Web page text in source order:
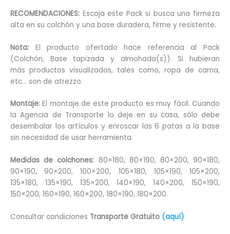
RECOMENDACIONES: Escoja este Pack si busca una firmeza
alta en su colchón y una base duradera, firme y resistente.
Nota: El producto ofertado hace referencia al Pack
(Colchón, Base tapizada y almohada(s)). Si hubieran
más productos visualizados, tales como, ropa de cama,
etc… son de atrezzo.
Montaje: El montaje de este producto es muy fácil. Cuando
la Agencia de Transporte lo deje en su casa, sólo debe
desembalar los artículos y enroscar las 6 patas a la base
sin necesidad de usar herramienta.
Medidas de colchones: 80×180, 80×190, 80×200, 90×180,
90×190, 90×200, 100×200, 105×180, 105×190, 105×200,
135×180, 135×190, 135×200, 140×190, 140×200, 150×190,
150×200, 160×190, 160×200, 180×190, 180×200.
Consultar condiciones Transporte Gratuito (aquí)